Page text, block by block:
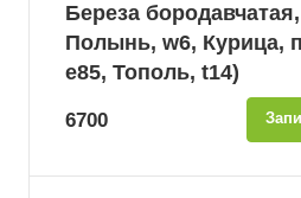
Береза
Полынь, w6, Курица,
e85, Тополь, t14)
6700